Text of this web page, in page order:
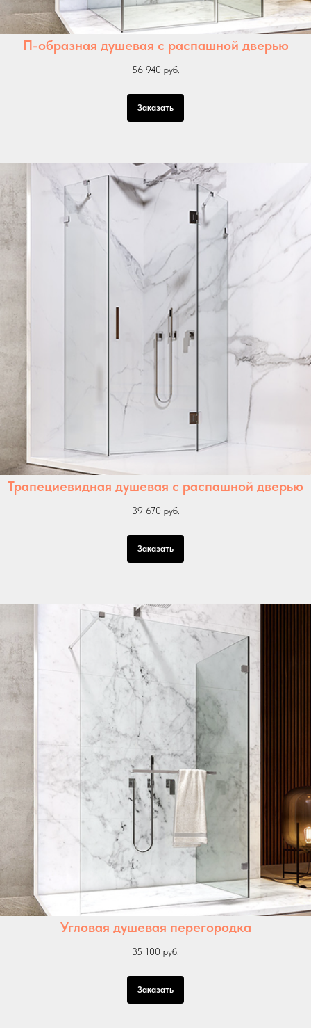
П-образная душевая с распашной дверью
56 940 руб.
Заказать
Трапециевидная душевая с распашной дверью
39 670 руб.
Заказать
Угловая душевая перегородка
35 100 руб.
Заказать